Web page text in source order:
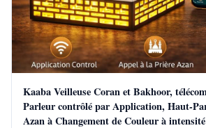
Kaaba Veilleuse Coran et Bakhoor,
Parleur contrôlé par Application, Haut-
Azan à Changement de Couleur à